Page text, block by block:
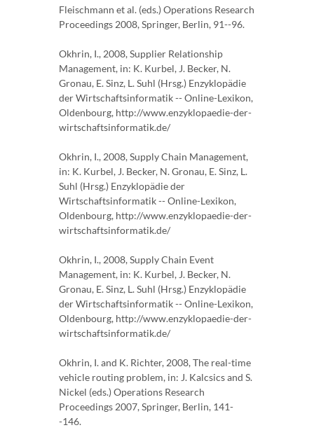
Fleischmann et al. (eds.) Operations Research
Proceedings 2008, Springer, Berlin, 91--96.
Okhrin, I., 2008, Supplier Relationship
Management, in: K. Kurbel, J. Becker, N.
Gronau, E. Sinz, L. Suhl (Hrsg.) Enzyklopädie
der Wirtschaftsinformatik -- Online-Lexikon,
Oldenbourg, http://www.enzyklopaedie-der-
wirtschaftsinformatik.de/
Okhrin, I., 2008, Supply Chain Management,
in: K. Kurbel, J. Becker, N. Gronau, E. Sinz, L.
Suhl (Hrsg.) Enzyklopädie der
Wirtschaftsinformatik -- Online-Lexikon,
Oldenbourg, http://www.enzyklopaedie-der-
wirtschaftsinformatik.de/
Okhrin, I., 2008, Supply Chain Event
Management, in: K. Kurbel, J. Becker, N.
Gronau, E. Sinz, L. Suhl (Hrsg.) Enzyklopädie
der Wirtschaftsinformatik -- Online-Lexikon,
Oldenbourg, http://www.enzyklopaedie-der-
wirtschaftsinformatik.de/
Okhrin, I. and K. Richter, 2008, The real-time
vehicle routing problem, in: J. Kalcsics and S.
Nickel (eds.) Operations Research
Proceedings 2007, Springer, Berlin, 141-
-146.